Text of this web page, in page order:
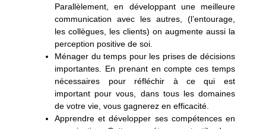
Parallèlement, en développant une meilleure
communication avec les autres, (l’entourage,
les collègues, les clients) on augmente aussi la
perception positive de soi.
Ménager du temps pour les prises de décisions
importantes. En prenant en compte ces temps
nécessaires pour réfléchir à ce qui est
important pour vous, dans tous les domaines
de votre vie, vous gagnerez en efficacité.
Apprendre et développer ses compétences en